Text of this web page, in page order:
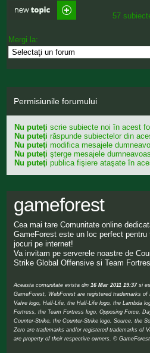
Scrie un subiect
nou
57
Mergi la:
Permisiunile forumului
Nu puteţi scrie subiecte noi în acest
Nu puteţi răspunde subiectelor din
Nu puteţi modifica mesajele
Nu puteţi şterge mesajele
Nu puteţi publica fişiere ataşate în
gameforest
Cea mai tare Comunitate online
GameForest este un loc perfect
jocuri pe internet!
Va invitam pe serverele noastre de
Strike Global Offensive si Team
Aceasta comunitate exista din 16 Mar 2011 19:37si
GameForest, WebForest are registered trademarks
Valve logo, Half-Life, the Half-Life logo, the Lambda
Fortress, the Team Fortress logo, Opposing Force,
Counter-Strike, the Counter-Strike logo, Source, the
Zero are trademarks and/or registered trademarks of
are property of their respective owners. ©